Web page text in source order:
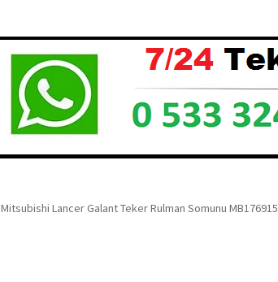
Mitsubishi Lancer Galant Teker Rulman Somunu MB176915